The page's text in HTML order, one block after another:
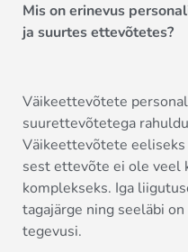
Mis on erinevus
ja suurtes ettevõtetes?
Väikeettevõtete
suurettevõtetega
Väikeettevõtete
sest ettevõte ei ole veel
komplekseks. Iga
tagajärge ning seeläbi
tegevusi.